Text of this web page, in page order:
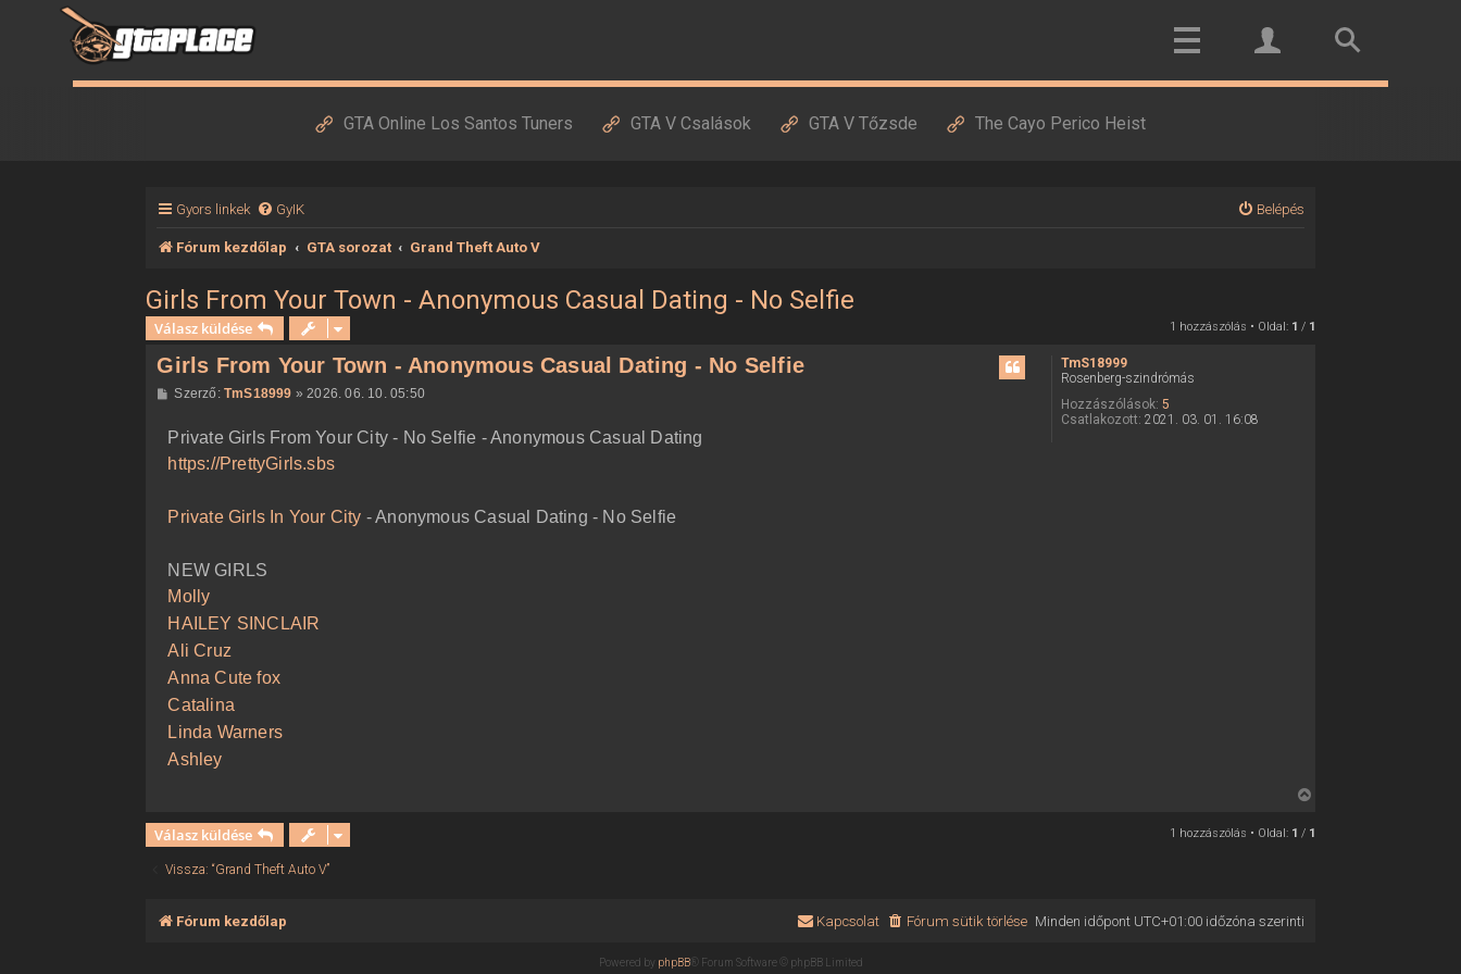
GTA Online Los Santos Tuners GTA V Csalások GTA V Tőzsde The Cayo Perico Heist
Gyors linkek GyIK Belépés
Fórum kezdőlap GTA sorozat Grand Theft Auto V
Girls From Your Town - Anonymous Casual Dating - No Selfie
Válasz küldése 1 hozzászólás • Oldal: 1 / 1
TmS18999
Rosenberg-szindrómás
Hozzászólások: 5
Csatlakozott: 2021. 03. 01. 16:08
Girls From Your Town - Anonymous Casual Dating - No Selfie
H
z
á
s
l
Szerző:TmS18999 »2026. 06. 10. 05:50
Private Girls From Your City - No Selfie - Anonymous Casual Dating
https://PrettyGirls.sbs
Private Girls In Your City - Anonymous Casual Dating - No Selfie
NEW GIRLS
Molly
HAILEY SINCLAIR
Ali Cruz
Anna Cute fox
Catalina
Linda Warners
Ashley
s
Válasz küldése 1 hozzászólás • Oldal: 1 / 1
Vissza: “Grand Theft Auto V”
Fórum kezdőlap Minden időpont UTC+01:00időzóna szerinti
Fórum sütik törlése
Kapcsolat
Powered by phpBB® Forum Software © phpBB Limited